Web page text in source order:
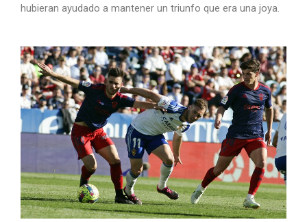
hubieran ayudado a mantener un triunfo que era una joya.